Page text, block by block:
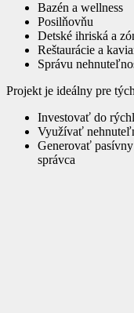
Bazén a wellness
Posilňovňu
Detské ihriská a
Reštaurácie a
Správu
Projekt je ideálny pre
Investovať do
Využívať
Generovať
správca